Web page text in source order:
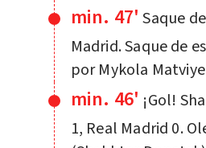
min. 47' Saque
Madrid. Saque de
por Mykola
min. 46' ¡Gol!
1, Real Madrid 0.